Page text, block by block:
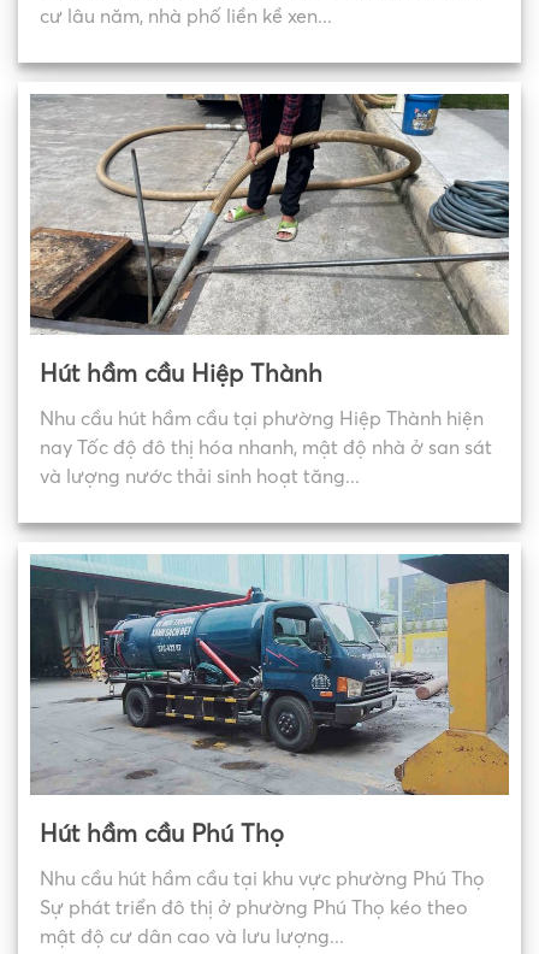
cư lâu năm, nhà phố liền kề xen...
Hút hầm cầu Hiệp Thành
Nhu cầu hút hầm cầu tại phường Hiệp Thành hiện
nay Tốc độ đô thị hóa nhanh, mật độ nhà ở san sát
và lượng nước thải sinh hoạt tăng...
Hút hầm cầu Phú Thọ
Nhu cầu hút hầm cầu tại khu vực phường Phú Thọ
Sự phát triển đô thị ở phường Phú Thọ kéo theo
mật độ cư dân cao và lưu lượng...